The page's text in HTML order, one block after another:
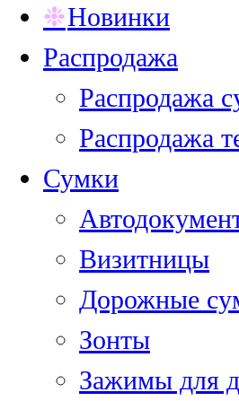
Новинки
Распродажа
Распродажа
Распродажа
Сумки
Визитницы
Дорожные
Зонты
Зажимы для